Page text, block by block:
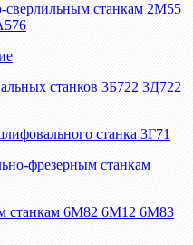
сверлильным станкам 2М55
станков 3Б722 3Д722
станка 3Г71
фрезерным станкам
станкам 6М82 6М12 6М83